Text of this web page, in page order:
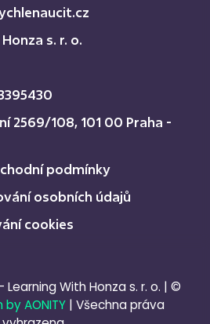
s. r. o.
2569/108, 101 00 Praha -
podmínky
osobních údajů
cookies
With Honza s. r. o. | ©
AONITY | Všechna práva